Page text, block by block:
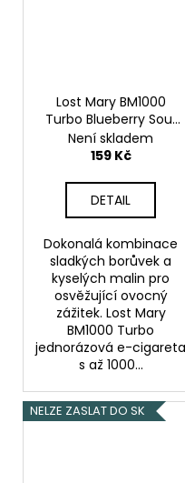
Lost Mary BM1000
Turbo Blueberry Sour
Raspberry 20mg
Borůvka s malinou
Není skladem
159 Kč
DETAIL
Dokonalá kombinace
sladkých borůvek a
kyselých malin pro
osvěžující ovocný
zážitek. Lost Mary
BM1000 Turbo
jednorázová e-cigareta
s až 1000...
NELZE ZASLAT DO SK